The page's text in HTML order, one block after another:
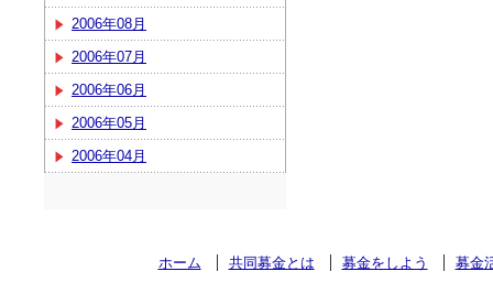
2006年08月
2006年07月
2006年06月
2006年05月
2006年04月
ホーム 共同募金とは 募金をしよう 募金